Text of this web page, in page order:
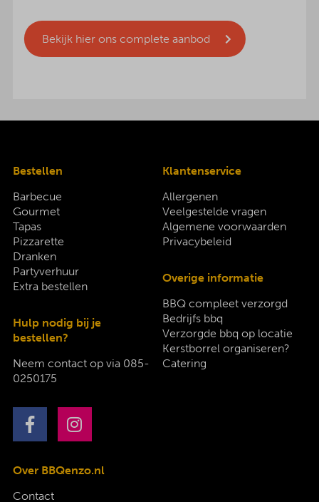
Bekijk hier ons complete aanbod
Bestellen
Barbecue
Gourmet
Tapas
Pizzarette
Dranken
Partyverhuur
Extra bestellen
Hulp nodig bij je
bestellen?
Neem contact op via 085-
0250175
Klantenservice
Allergenen
Veelgestelde vragen
Algemene voorwaarden
Privacybeleid
Overige informatie
BBQ compleet verzorgd
Bedrijfs bbq
Verzorgde bbq op locatie
Kerstborrel organiseren?
Catering
Over BBQenzo.nl
Contact